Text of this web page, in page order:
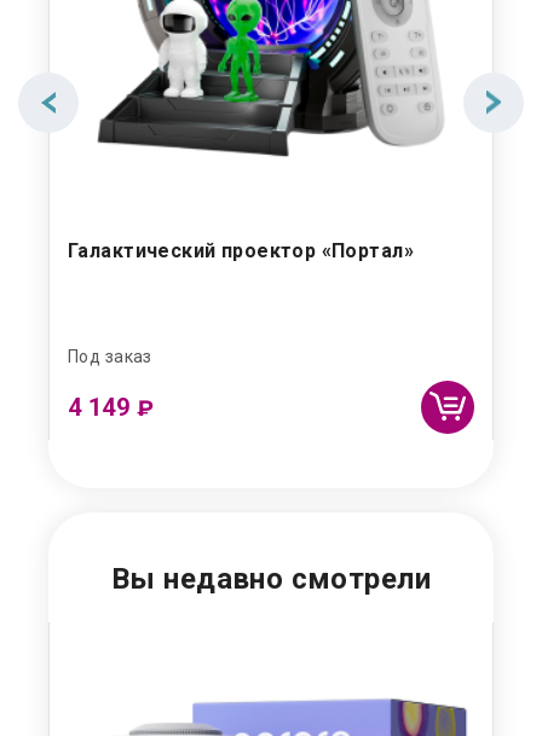
Галактический проектор «Портал»
Под заказ
4 149 ₽
Вы недавно смотрели